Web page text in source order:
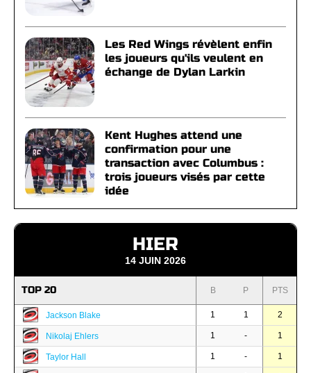
Les Red Wings révèlent enfin
les joueurs qu'ils veulent en
échange de Dylan Larkin
Kent Hughes attend une
confirmation pour une
transaction avec Columbus :
trois joueurs visés par cette
idée
HIER
14 JUIN 2026
TOP 20 B P PTS
Jackson Blake 1 1 2
Nikolaj Ehlers 1 - 1
Taylor Hall 1 - 1